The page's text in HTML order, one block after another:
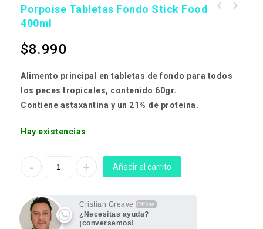
Porpoise Tabletas Fondo Stick Food
400ml
$8.990
Alimento principal en tabletas de fondo para todos
los peces tropicales, contenido 60gr.
Contiene astaxantina y un 21% de proteina.
Hay existencias
Añadir al carrito
Cristian Greave Offline
¿Necesitas ayuda?
¡conversemos!